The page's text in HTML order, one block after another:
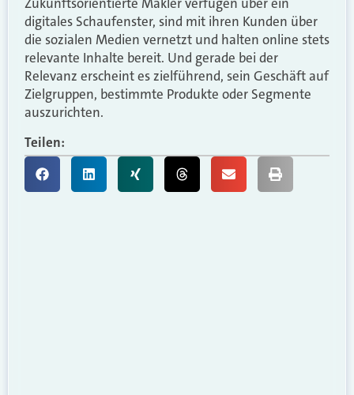
digitales Schaufenster, sind mit ihren Kunden über
die sozialen Medien vernetzt und halten online stets
relevante Inhalte bereit. Und gerade bei der
Relevanz erscheint es zielführend, sein Geschäft auf
Zielgruppen, bestimmte Produkte oder Segmente
auszurichten.
Teilen: